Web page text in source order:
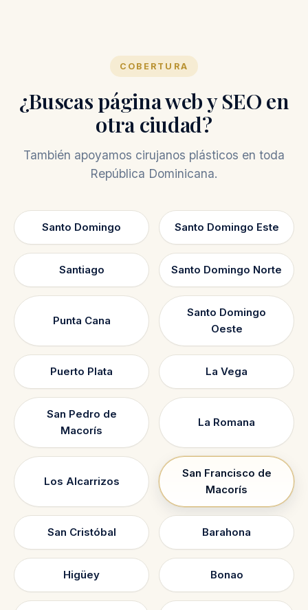
COBERTURA
¿Buscas página web y SEO en
otra ciudad?
También apoyamos cirujanos plásticos en toda
República Dominicana.
Santo Domingo Santo Domingo Este
Santiago Santo Domingo Norte
Punta Cana
Santo Domingo
Oeste
Puerto Plata La Vega
San Pedro de
Macorís
La Romana
Los Alcarrizos
San Francisco de
Macorís
San Cristóbal Barahona
Higüey Bonao